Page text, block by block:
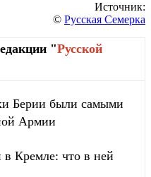
Источник:
© Русская Семерка
"Русской
Берии были самыми
Армии
Кремле: что в ней